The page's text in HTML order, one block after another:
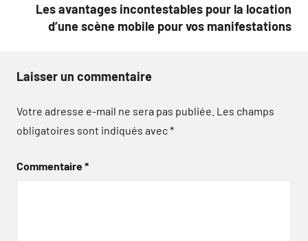
Les avantages incontestables pour la location
d’une scène mobile pour vos manifestations
Laisser un commentaire
Votre adresse e-mail ne sera pas publiée. Les champs
obligatoires sont indiqués avec*
Commentaire*